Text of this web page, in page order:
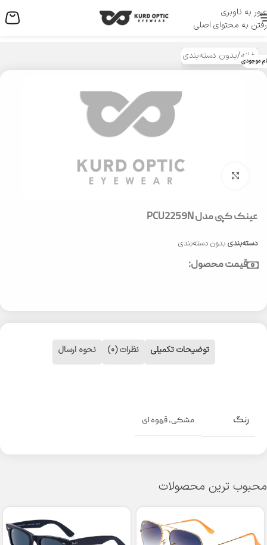
عبور به ناوبری
رفتن به محتوای اصلی
منو
خانه/بدون دسته‌بندی موجودی
بزرگنمایی تصویر
عینک کپی مدل PCU2259N
دسته‌بندی بدون دسته‌بندی
قیمت محصول:
توضیحات تکمیلی نظرات (0) نحوه ارسال
رنگ مشکی,قهوه ای
محبوب ترین محصولات